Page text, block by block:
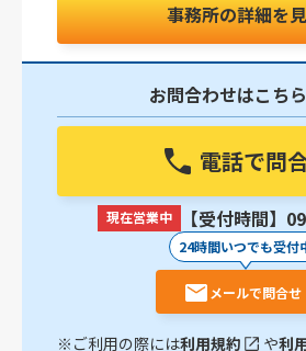
事務所の詳細を
お問合わせはこち
電話で問
現在営業中 【受付時間】
24時間いつでも受付
メールで問合せ
※ご利用の際には利用規約 や利